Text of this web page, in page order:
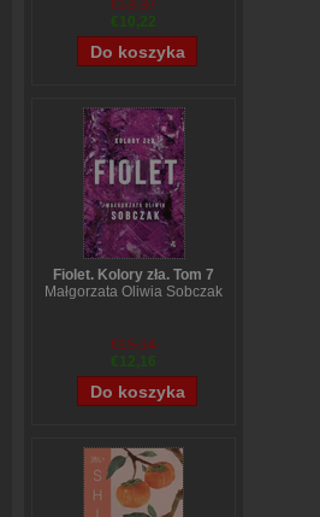
€13,37
€10,22
Fiolet. Kolory zła. Tom 7
Małgorzata Oliwia Sobczak
€15,14
€12,16